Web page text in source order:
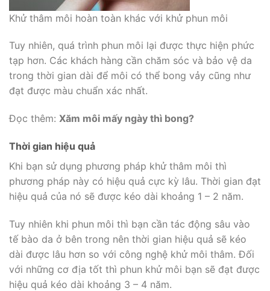
Khử thâm môi hoàn toàn khác với khử phun môi
Tuy nhiên, quá trình phun môi lại được thực hiện phức
tạp hơn. Các khách hàng cần chăm sóc và bảo vệ da
trong thời gian dài để môi có thể bong vảy cũng như
đạt được màu chuẩn xác nhất.
Đọc thêm: Xăm môi mấy ngày thì bong?
Thời gian hiệu quả
Khi bạn sử dụng phương pháp khử thâm môi thì
phương pháp này có hiệu quả cực kỳ lâu. Thời gian đạt
hiệu quả của nó sẽ được kéo dài khoảng 1 – 2 năm.
Tuy nhiên khi phun môi thì bạn cần tác động sâu vào
tế bào da ở bên trong nên thời gian hiệu quả sẽ kéo
dài được lâu hơn so với công nghệ khử môi thâm. Đối
với những cơ địa tốt thì phun khử môi bạn sẽ đạt được
hiệu quả kéo dài khoảng 3 – 4 năm.